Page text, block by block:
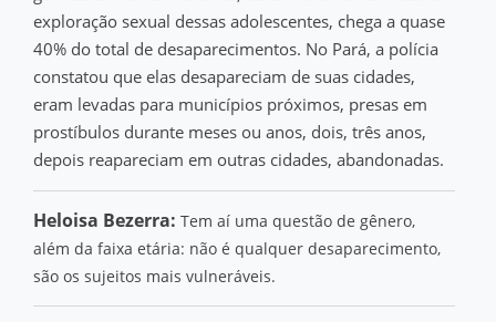
exploração sexual dessas adolescentes, chega a quase
40% do total de desaparecimentos. No Pará, a polícia
constatou que elas desapareciam de suas cidades,
eram levadas para municípios próximos, presas em
prostíbulos durante meses ou anos, dois, três anos,
depois reapareciam em outras cidades, abandonadas.
Heloisa Bezerra: Tem aí uma questão de gênero,
além da faixa etária: não é qualquer desaparecimento,
são os sujeitos mais vulneráveis.